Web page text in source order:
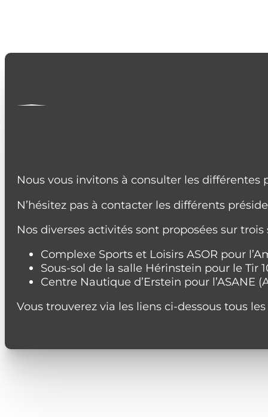
Nous vous invitons à consulter les
N’hésitez pas à contacter les différents
Nos diverses activités sont proposées sur trois
Complexe Sports et Loisirs ASOR pour
Sous-sol de la salle Hérinstein pour le Tir
Centre Nautique d’Erstein pour l’ASANE
Vous trouverez via les liens ci-dessous tous